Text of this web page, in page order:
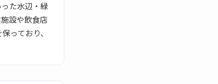
た水辺・緑
設や飲食店
っており、